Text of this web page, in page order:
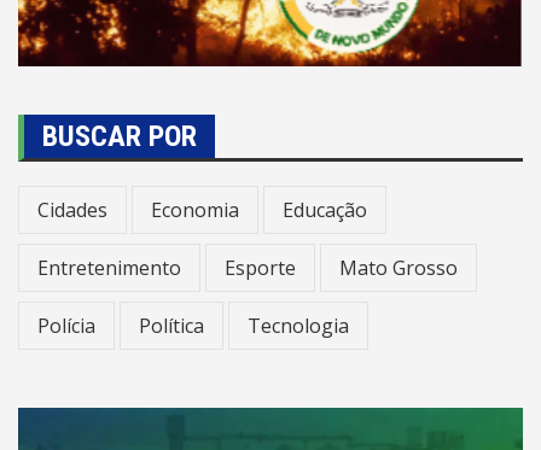
BUSCAR POR
Cidades Economia Educação
Entretenimento Esporte Mato Grosso
Polícia Política Tecnologia